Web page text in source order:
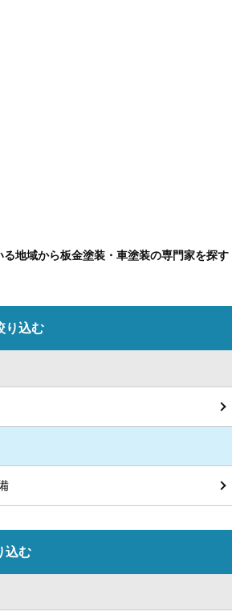
地域から板金塗装・車塗装の専門家を探す
り込む
込む